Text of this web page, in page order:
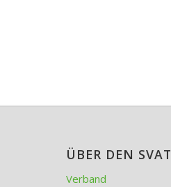
ÜBER DEN SVAT
Verband